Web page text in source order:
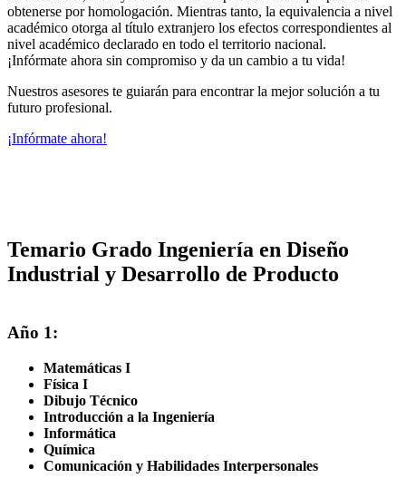
obtenerse por homologación. Mientras tanto, la equivalencia a nivel
académico otorga al título extranjero los efectos correspondientes al
nivel académico declarado en todo el territorio nacional.
¡Infórmate ahora sin compromiso y da un cambio a tu vida!
Nuestros asesores te guiarán para encontrar la mejor solución a tu
futuro profesional.
¡Infórmate ahora!
Temario Grado Ingeniería en Diseño
Industrial y Desarrollo de Producto
Año 1:
Matemáticas I
Física I
Dibujo Técnico
Introducción a la Ingeniería
Informática
Química
Comunicación y Habilidades Interpersonales